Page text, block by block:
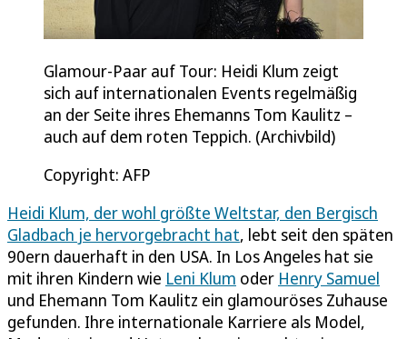
Glamour-Paar auf Tour: Heidi Klum zeigt
sich auf internationalen Events regelmäßig
an der Seite ihres Ehemanns Tom Kaulitz –
auch auf dem roten Teppich. (Archivbild)
Copyright: AFP
Heidi Klum, der wohl größte Weltstar, den Bergisch
Gladbach je hervorgebracht hat, lebt seit den späten
90ern dauerhaft in den USA. In Los Angeles hat sie
mit ihren Kindern wie Leni Klum oder Henry Samuel
und Ehemann Tom Kaulitz ein glamouröses Zuhause
gefunden. Ihre internationale Karriere als Model,